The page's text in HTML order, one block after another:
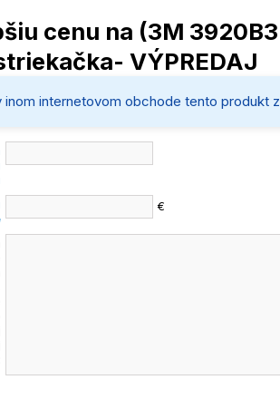
cenu na (3M
VÝPREDAJ
inom internetovom obchode tento produkt
€